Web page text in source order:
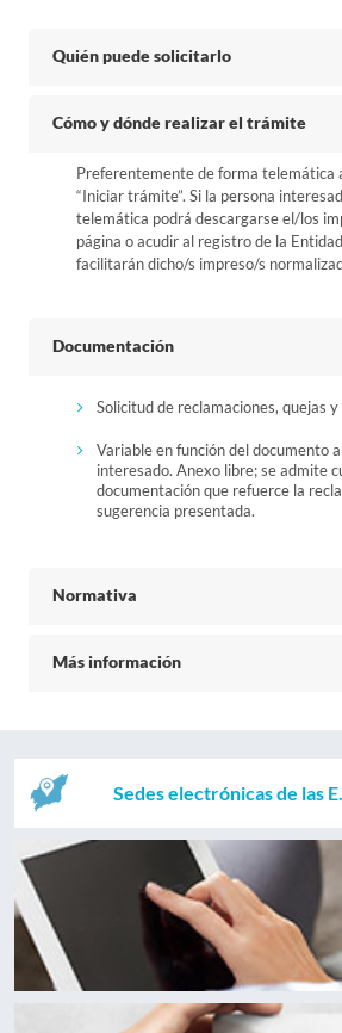
Quién puede solicitarlo
Cómo y dónde realizar el trámite
Preferentemente de forma telemática
“Iniciar trámite”. Si la persona
telemática podrá descargarse el/los
página o acudir al registro de la
facilitarán dicho/s impreso/s
Documentación
Solicitud de reclamaciones, quejas y
Variable en función del documento
interesado. Anexo libre; se admite
documentación que refuerce la
sugerencia presentada.
Normativa
Más información
Sedes electrónicas de las